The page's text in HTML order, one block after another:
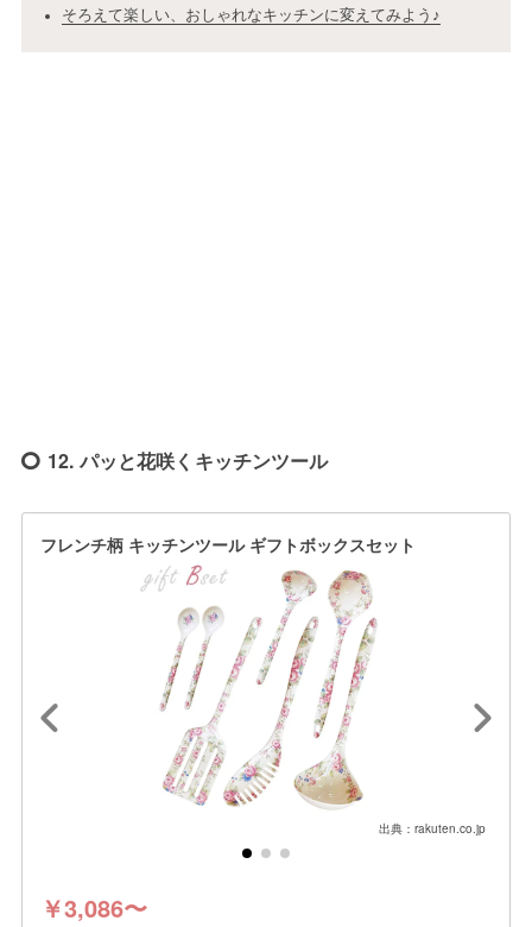
そろえて楽しい、おしゃれなキッチンに変えてみよう♪
12. パッと花咲くキッチンツール
フレンチ柄 キッチンツール ギフトボックスセット
出典：rakuten.co.jp
￥3,086〜